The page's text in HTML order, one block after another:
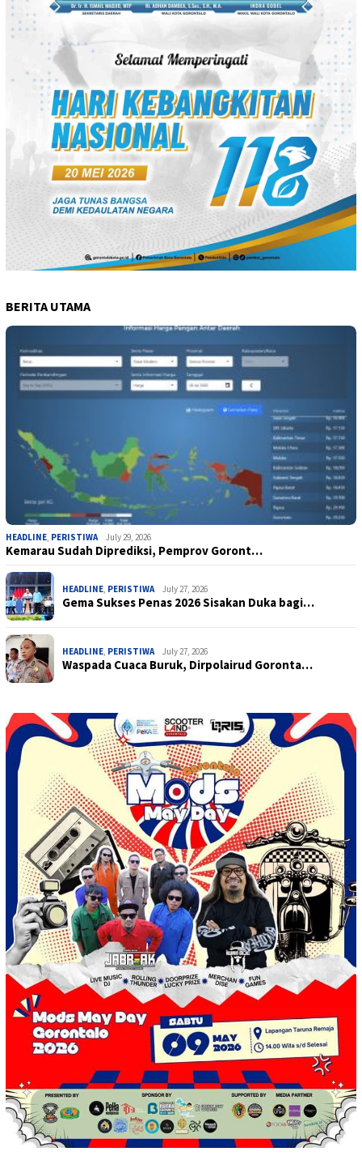
BERITA UTAMA
HEADLINE PERISTIWA July 29, 2026
Kemarau Sudah Diprediksi, Pemprov Goront…
HEADLINE PERISTIWA July 27, 2026
Gema Sukses Penas 2026 Sisakan Duka bagi…
HEADLINE PERISTIWA July 27, 2026
Waspada Cuaca Buruk, Dirpolairud Goronta…